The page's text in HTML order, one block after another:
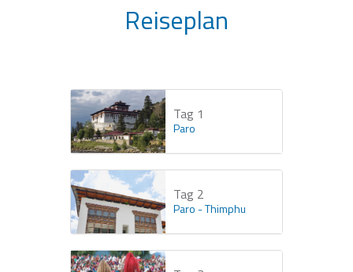
Reiseplan
Tag 1
Paro
Tag 2
Paro - Thimphu